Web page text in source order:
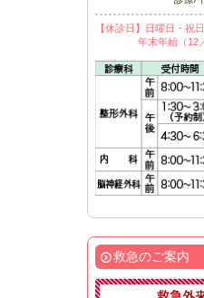
【休診日】日曜日・祝日
年末年始（12／
救急のご案内